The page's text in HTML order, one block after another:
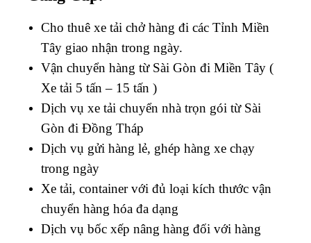
Cho thuê xe tải chở hàng đi các Tỉnh Miền
Tây giao nhận trong ngày.
Vận chuyển hàng từ Sài Gòn đi Miền Tây (
Xe tải 5 tấn – 15 tấn )
Dịch vụ xe tải chuyển nhà trọn gói từ Sài
Gòn đi Đồng Tháp
Dịch vụ gửi hàng lẻ, ghép hàng xe chạy
trong ngày
Xe tải, container với đủ loại kích thước vận
chuyển hàng hóa đa dạng
Dịch vụ bốc xếp nâng hàng đối với hàng